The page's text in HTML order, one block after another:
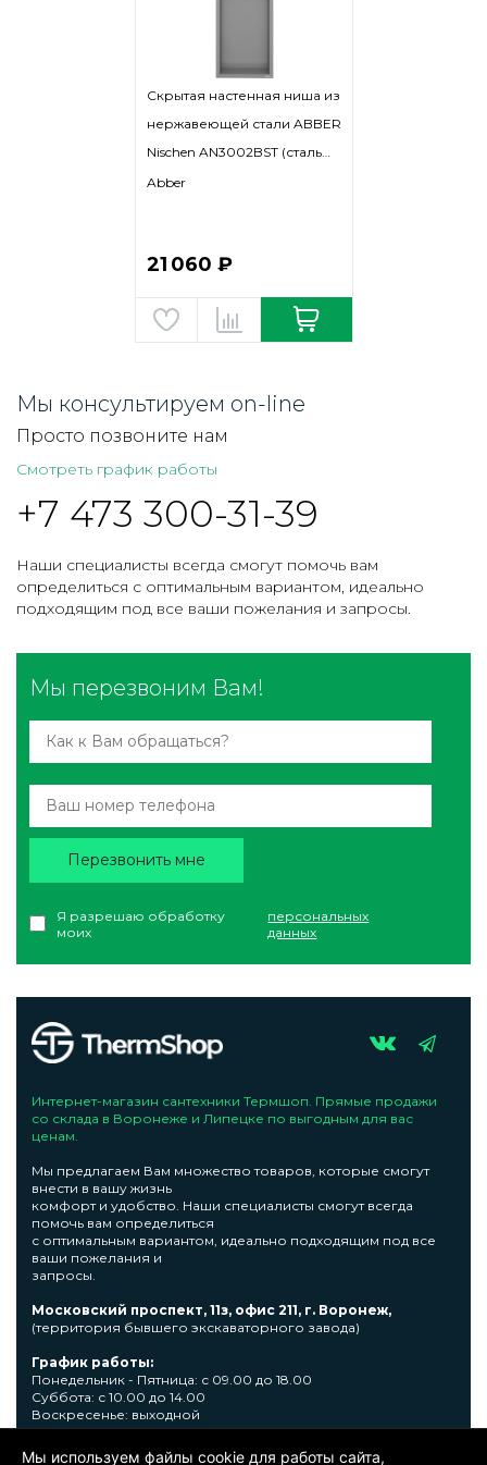
Скрытая настенная ниша из
нержавеющей стали ABBER
Nischen AN3002BST (сталь
брашированная)
Abber
21 060 ₽
Мы консультируем on-line
Просто позвоните нам
Смотреть график работы
+7 473 300-31-39
Наши специалисты всегда смогут помочь вам
определиться с оптимальным вариантом, идеально
подходящим под все ваши пожелания и запросы.
Мы перезвоним Вам!
Я разрешаю обработку
моих
персональных
данных
Перезвонить мне
Интернет-магазин сантехники Термшоп. Прямые продажи
со склада в Воронеже и Липецке по выгодным для вас
ценам.
Мы предлагаем Вам множество товаров, которые смогут
внести в вашу жизнь
комфорт и удобство. Наши специалисты смогут всегда
помочь вам определиться
с оптимальным вариантом, идеально подходящим под все
ваши пожелания и
запросы.
Московский проспект, 11з, офис 211, г. Воронеж,
(территория бывшего экскаваторного завода)
График работы:
Понедельник - Пятница: с 09.00 до 18.00
Суббота: с 10.00 до 14.00
Воскресенье: выходной
Узнать подробную информациювы сможете по телефону +7
Мы используем файлы cookie для работы сайта,